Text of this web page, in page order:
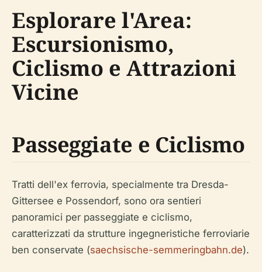
Esplorare l'Area:
Escursionismo,
Ciclismo e Attrazioni
Vicine
Passeggiate e Ciclismo
Tratti dell'ex ferrovia, specialmente tra Dresda-
Gittersee e Possendorf, sono ora sentieri
panoramici per passeggiate e ciclismo,
caratterizzati da strutture ingegneristiche ferroviarie
ben conservate (saechsische-semmeringbahn.de).